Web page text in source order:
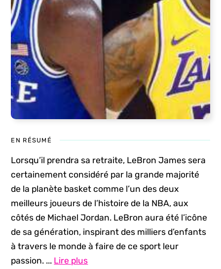
EN RÉSUMÉ
Lorsqu’il prendra sa retraite, LeBron James sera
certainement considéré par la grande majorité
de la planète basket comme l’un des deux
meilleurs joueurs de l’histoire de la NBA, aux
côtés de Michael Jordan. LeBron aura été l’icône
de sa génération, inspirant des milliers d’enfants
à travers le monde à faire de ce sport leur
passion. ... Lire plus